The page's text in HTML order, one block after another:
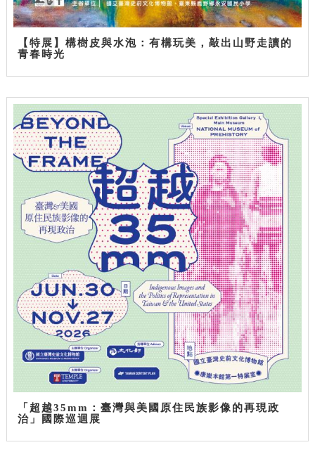
【特展】構樹皮與水泡：有構玩美，敲出山野走讀的
青春時光
「超越35mm：臺灣與美國原住民族影像的再現政
治」國際巡迴展